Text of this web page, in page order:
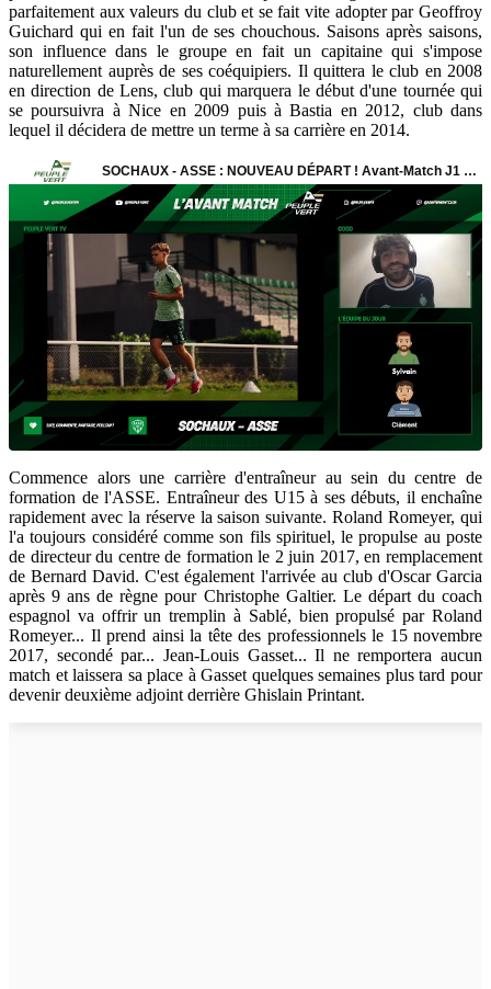
parfaitement aux valeurs du club et se fait vite adopter par Geoffroy
Guichard qui en fait l'un de ses chouchous. Saisons après saisons,
son influence dans le groupe en fait un capitaine qui s'impose
naturellement auprès de ses coéquipiers. Il quittera le club en 2008
en direction de Lens, club qui marquera le début d'une tournée qui
se poursuivra à Nice en 2009 puis à Bastia en 2012, club dans
lequel il décidera de mettre un terme à sa carrière en 2014.
Commence alors une carrière d'entraîneur au sein du centre de
formation de l'ASSE. Entraîneur des U15 à ses débuts, il enchaîne
rapidement avec la réserve la saison suivante. Roland Romeyer, qui
l'a toujours considéré comme son fils spirituel, le propulse au poste
de directeur du centre de formation le 2 juin 2017, en remplacement
de Bernard David. C'est également l'arrivée au club d'Oscar Garcia
après 9 ans de règne pour Christophe Galtier. Le départ du coach
espagnol va offrir un tremplin à Sablé, bien propulsé par Roland
Romeyer... Il prend ainsi la tête des professionnels le 15 novembre
2017, secondé par... Jean-Louis Gasset... Il ne remportera aucun
match et laissera sa place à Gasset quelques semaines plus tard pour
devenir deuxième adjoint derrière Ghislain Printant.